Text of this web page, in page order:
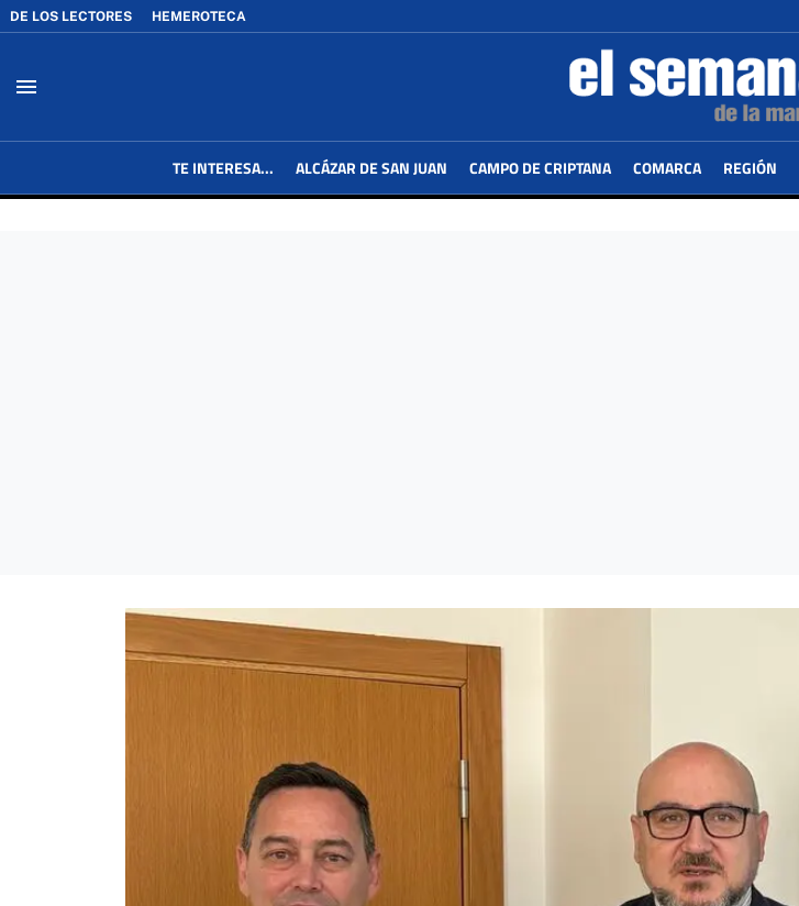
DE LOS LECTORES HEMEROTECA
menu
TE INTERESA... ALCÁZAR DE SAN JUAN CAMPO DE CRIPTANA COMARCA REGIÓN